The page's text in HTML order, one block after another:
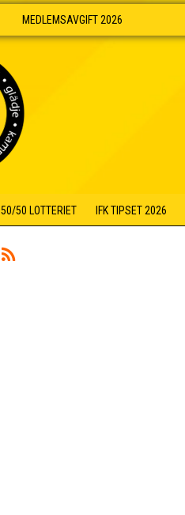
MEDLEMSAVGIFT 2026
50/50 LOTTERIET IFK TIPSET 2026